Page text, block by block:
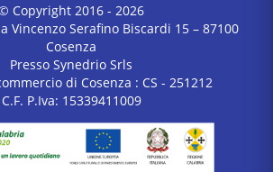
Copyright 2016 - 2026
Vincenzo Serafino Biscardi 15 – 87100
Cosenza
Presso Synedrio Srls
di Cosenza : CS - 251212
C.F. P.Iva: 15339411009